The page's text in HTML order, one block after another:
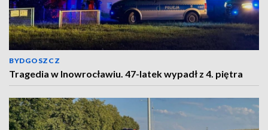
BYDGOSZCZ
Tragedia w Inowrocławiu. 47-latek wypadł z 4. piętra